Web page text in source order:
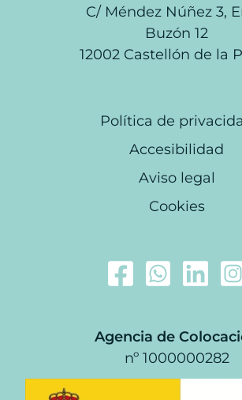
Política de
Accesibilidad
Aviso legal
Cookies
C/ Méndez Núñez 3,
Buzón 12
12002 Castellón de la
Agencia de
nº 1000000282